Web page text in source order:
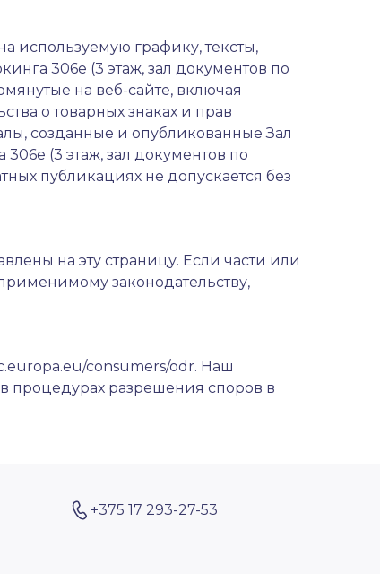
используемую графику, тексты,
306е (3 этаж, зал документов по
на веб-сайте, включая
о товарных знаках и прав
созданные и опубликованные Зал
306е (3 этаж, зал документов по
публикациях не допускается без
на эту страницу. Если части или
законодательству,
consumers/odr. Наш
процедурах разрешения споров в
+375 17 293-27-53